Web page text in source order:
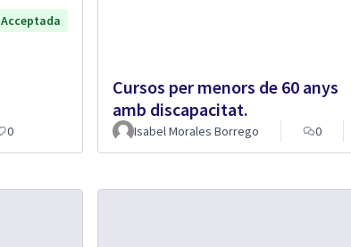
Acceptada
0
Cursos per menors de 60 anys
amb discapacitat.
Isabel Morales Borrego 0